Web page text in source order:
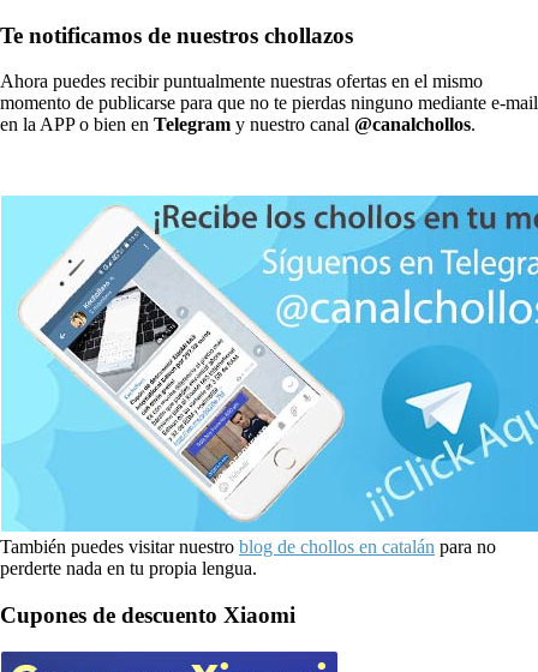
Te notificamos de nuestros chollazos
Ahora puedes recibir puntualmente nuestras ofertas en el mismo
momento de publicarse para que no te pierdas ninguno mediante e-mail
en la APP o bien en Telegram y nuestro canal @canalchollos.
También puedes visitar nuestro blog de chollos en catalán para no
perderte nada en tu propia lengua.
Cupones de descuento Xiaomi